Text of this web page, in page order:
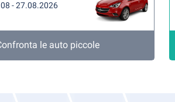
- 27.08.2026
le auto piccole